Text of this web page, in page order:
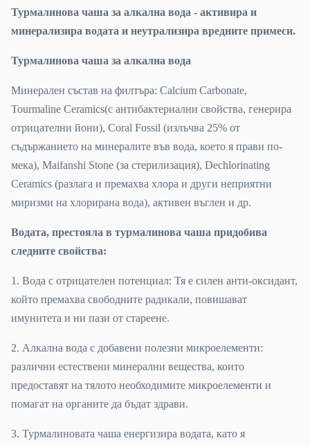
Турмалинова чаша за алкална вода - активира и
минерализира водата и неутрализира вредните примеси.
Турмалинова чаша за алкална вода
Минерален състав на филтъра: Calcium Carbonate,
Tourmaline Ceramics(с антибактериални свойства, генерира
отрицателни йони), Coral Fossil (излъчва 25% от
съдържанието на минералите във вода, което я прави по-
мека), Maifanshi Stone (за стерилизация), Dechlorinating
Ceramics (разлага и премахва хлора и други неприятни
миризми на хлорирана вода), активен въглен и др.
Водата, престояла в турмалинова чаша придобива
следните свойства:
1. Вода с отрицателен потенциал: Тя е силен анти-оксидант,
който премахва свободните радикали, повишават
имунитета и ни пази от стареене.
2. Алкална вода с добавени полезни микроелементи:
различни естествени минерални вещества, които
предоставят на тялото необходимите микроелементи и
помагат на органите да бъдат здрави.
3. Турмалиновата чаша енергизира водата, като я